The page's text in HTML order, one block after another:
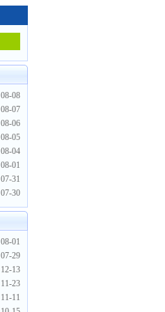
08-08
08-07
08-06
08-05
08-04
08-01
07-31
07-30
08-01
07-29
12-13
11-23
11-11